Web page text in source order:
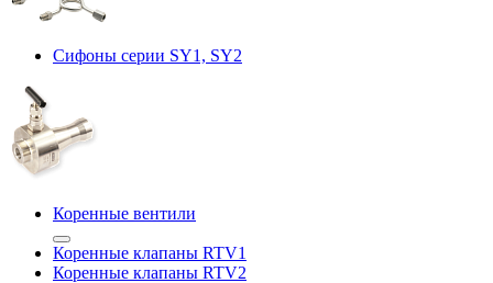
Сифоны серии SY1, SY2
Коренные вентили
Коренные клапаны RTV1
Коренные клапаны RTV2